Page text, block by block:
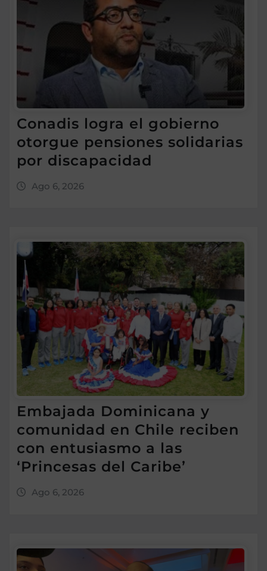
Conadis logra el gobierno
otorgue pensiones solidarias
por discapacidad
Ago 6, 2026
Embajada Dominicana y
comunidad en Chile reciben
con entusiasmo a las
‘Princesas del Caribe’
Ago 6, 2026